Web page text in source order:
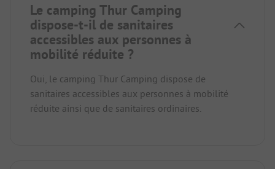
Le camping Thur Camping
dispose-t-il de sanitaires
accessibles aux personnes à
mobilité réduite ?
Oui, le camping Thur Camping dispose de
sanitaires accessibles aux personnes à mobilité
réduite ainsi que de sanitaires ordinaires.